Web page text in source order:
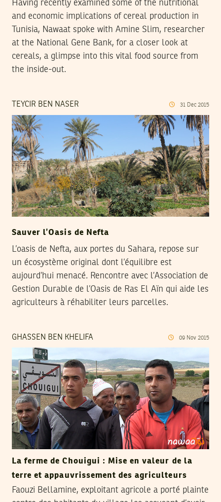
Having recently examined some of the nutritional
and economic implications of cereal production in
Tunisia, Nawaat spoke with Amine Slim, researcher
at the National Gene Bank, for a closer look at
cereals, a glimpse into this vital food source from
the inside-out.
TEYCIR BEN NASER 31 Dec 2015
Sauver l’Oasis de Nefta
L’oasis de Nefta, aux portes du Sahara, repose sur
un écosystème original dont l’équilibre est
aujourd’hui menacé. Rencontre avec l’Association de
Gestion Durable de l’Oasis de Ras El Aïn qui aide les
agriculteurs à réhabiliter leurs parcelles.
GHASSEN BEN KHELIFA 09 Nov 2015
La ferme de Chouigui : Mise en valeur de la
terre et appauvrissement des agriculteurs
Faouzi Bellamine, exploitant agricole a porté plainte